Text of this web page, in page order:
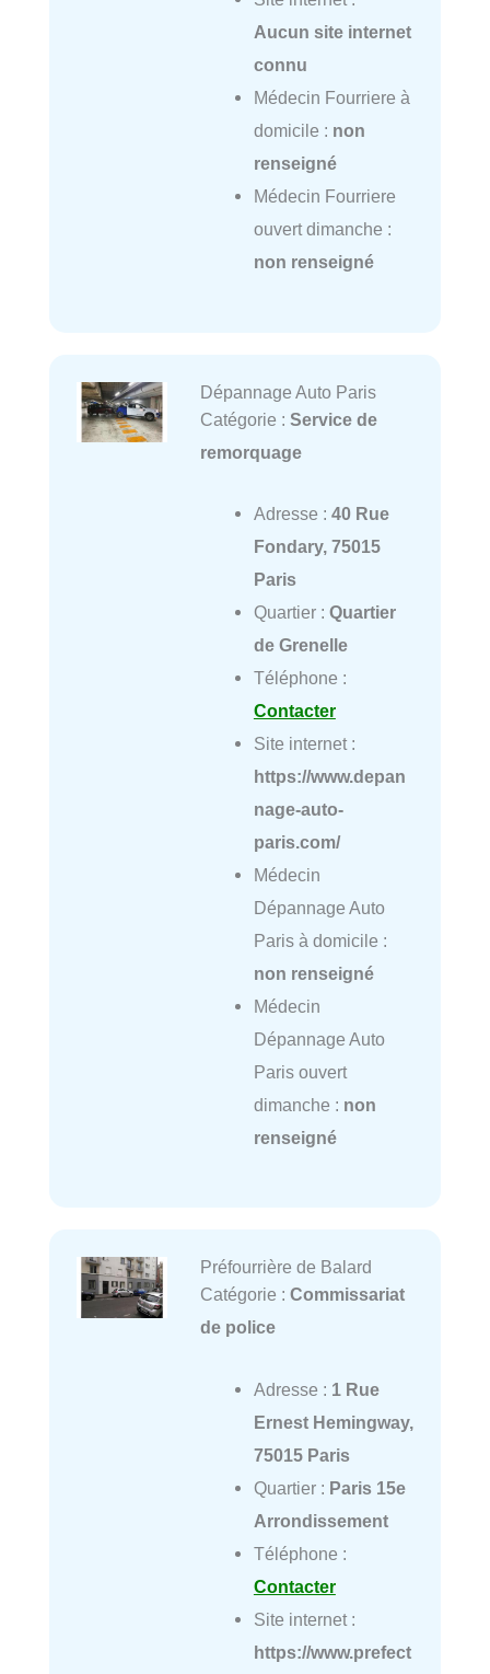
Aucun site internet
connu
Médecin Fourriere à
domicile : non
renseigné
Médecin Fourriere
ouvert dimanche :
non renseigné
Dépannage Auto Paris
Catégorie : Service de
remorquage
Adresse : 40 Rue
Fondary, 75015
Paris
Quartier : Quartier
de Grenelle
Téléphone :
Contacter
Site internet :
https://www.depan
nage-auto-
paris.com/
Médecin
Dépannage Auto
Paris à domicile :
non renseigné
Médecin
Dépannage Auto
Paris ouvert
dimanche : non
renseigné
Préfourrière de Balard
Catégorie : Commissariat
de police
Adresse : 1 Rue
Ernest Hemingway,
75015 Paris
Quartier : Paris 15e
Arrondissement
Téléphone :
Contacter
Site internet :
https://www.prefect